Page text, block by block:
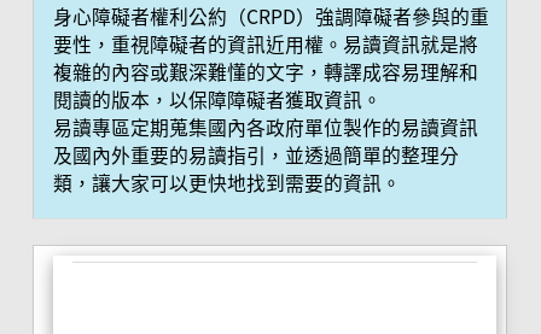
身心障礙者權利公約（CRPD）強調障礙者參與的重
要性，重視障礙者的資訊近用權。易讀資訊就是將
複雜的內容或艱深難懂的文字，轉譯成容易理解和
閱讀的版本，以保障障礙者獲取資訊。
易讀專區定期蒐集國內各政府單位製作的易讀資訊
及國內外重要的易讀指引，並透過簡單的整理分
類，讓大家可以更快地找到需要的資訊。